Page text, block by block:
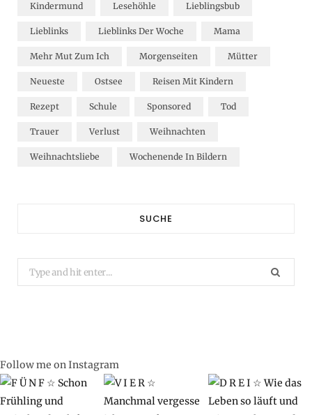
Kindermund Lesehöhle Lieblingsbub
Lieblinks Lieblinks Der Woche Mama
Mehr Mut Zum Ich Morgenseiten Mütter
Neueste Ostsee Reisen Mit Kindern
Rezept Schule Sponsored Tod
Trauer Verlust Weihnachten
Weihnachtsliebe Wochenende In Bildern
SUCHE
Search
for:
Follow me on Instagram